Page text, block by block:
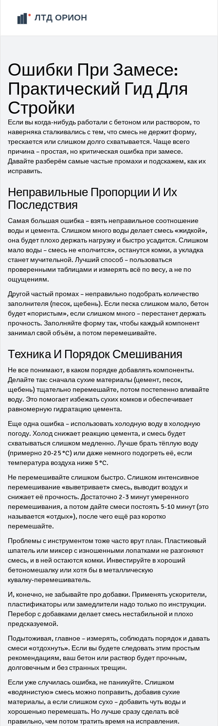
Ошибки При Замесе:
Практический Гид Для
Стройки
Если вы когда‑нибудь работали с бетоном или раствором, то
наверняка сталкивались с тем, что смесь не держит форму,
трескается или слишком долго схватывается. Чаще всего
причина – простая, но критическая ошибка при замесе.
Давайте разберём самые частые промахи и подскажем, как их
исправить.
Неправильные Пропорции И Их
Последствия
Самая большая ошибка – взять неправильное соотношение
воды и цемента. Слишком много воды делает смесь «жидкой»,
она будет плохо держать нагрузку и быстро усадится. Слишком
мало воды – смесь не «полчится», останутся комки, а укладка
станет мучительной. Лучший способ – пользоваться
проверенными таблицами и измерять всё по весу, а не по
ощущениям.
Другой частый промах – неправильно подобрать количество
заполнителя (песок, щебень). Если песка слишком мало, бетон
будет «пористым», если слишком много – перестанет держать
прочность. Заполняйте форму так, чтобы каждый компонент
занимал свой объём, а потом перемешивайте.
Техника И Порядок Смешивания
Не все понимают, в каком порядке добавлять компоненты.
Делайте так: сначала сухие материалы (цемент, песок,
щебень) тщательно перемешайте, потом постепенно вливайте
воду. Это помогает избежать сухих комков и обеспечивает
равномерную гидратацию цемента.
Еще одна ошибка – использовать холодную воду в холодную
погоду. Холод снижает реакцию цемента, и смесь будет
схватываться слишком медленно. Лучше брать тёплую воду
(примерно 20‑25 °C) или даже немного подогреть её, если
температура воздуха ниже 5 °C.
Не перемешивайте слишком быстро. Слишком интенсивное
перемешивание «выветривает» смесь, выводит воздух и
снижает её прочность. Достаточно 2‑3 минут умеренного
перемешивания, а потом дайте смеси постоять 5‑10 минут (это
называется «отдых»), после чего ещё раз коротко
перемешайте.
Проблемы с инструментом тоже часто врут план. Пластиковый
шпатель или миксер с изношенными лопатками не разгоняют
смесь, и в ней остаются комки. Инвестируйте в хороший
бетономешалку или хотя бы в металлическую
кувалку‑перемешиватель.
И, конечно, не забывайте про добавки. Применять ускорители,
пластификаторы или замедлители надо только по инструкции.
Перебор с добавками делает смесь нестабильной и плохо
предсказуемой.
Подытоживая, главное – измерять, соблюдать порядок и давать
смеси «отдохнуть». Если вы будете следовать этим простым
рекомендациям, ваш бетон или раствор будет прочным,
долговечным и без странных трещин.
Если уже случилась ошибка, не паникуйте. Слишком
«водянистую» смесь можно поправить, добавив сухие
материалы, а если слишком сухо – добавить чуть воды и
хорошенько перемешать. Но лучше сразу сделать всё
правильно, чем потом тратить время на исправления.